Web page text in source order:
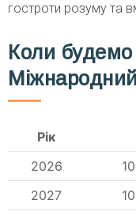
гостроти розуму та
Коли будемо
Рік
2026
2027